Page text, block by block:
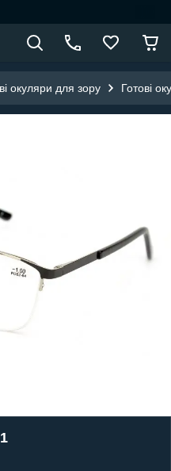
окуляри для зору Готові